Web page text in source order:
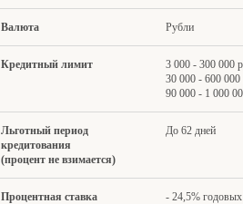
Валюта Рубли
Кредитный лимит
3 000 - 300 000
30 000 - 600
90 000 - 1 000
Льготный период
кредитования
(процент не взимается)
До 62 дней
Процентная ставка
- 24,5%